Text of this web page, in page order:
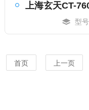
型号
首页 上一页